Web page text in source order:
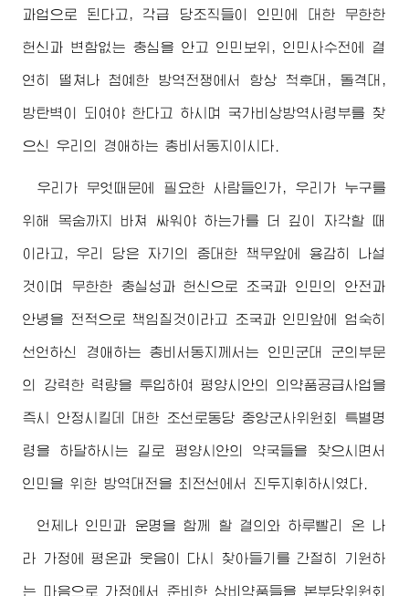
과업으로 된다고, 각급 당조직들이 인민에 대한 무한한
헌신과 변함없는 충심을 안고 인민보위, 인민사수전에 결
연히 떨쳐나 첨예한 방역전쟁에서 항상 척후대, 돌격대,
방탄벽이 되여야 한다고 하시며 국가비상방역사령부를 찾
으신 우리의 경애하는 총비서동지 이시다.
우리가 무엇때문에 필요한 사람들인가, 우리가 누구를
위해 목숨까지 바쳐 싸워야 하는가를 더 깊이 자각할 때
이라고, 우리 당은 자기의 중대한 책무앞에 용감히 나설
것이며 무한한 충실성과 헌신으로 조국과 인민의 안전과
안녕을 전적으로 책임질것이라고 조국과 인민앞에 엄숙히
선언하신 경애하는 총비서동지 께서는 인민군대 군의부문
의 강력한 력량을 투입하여 평양시안의 의약품공급사업을
즉시 안정시킬데 대한 조선로동당 중앙군사위원회 특별명
령을 하달하시는 길로 평양시안의 약국들을 찾으시면서
인민을 위한 방역대전을 최전선에서 진두지휘하시였다.
언제나 인민과 운명을 함께 할 결의와 하루빨리 온 나
라 가정에 평온과 웃음이 다시 찾아들기를 간절히 기원하
는 마음으로 가정에서 준비한 상비약품들을 본부당위원회